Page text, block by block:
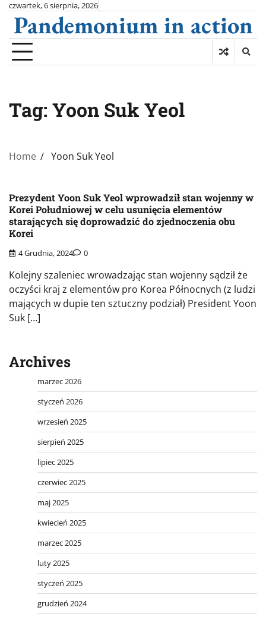
Skip
content
czwartek, 6 sierpnia, 2026
Pandemonium in action
Tag: Yoon Suk Yeol
Home Yoon Suk Yeol
Prezydent Yoon Suk Yeol wprowadził stan wojenny w
Korei Południowej w celu usunięcia elementów
starających się doprowadzić do zjednoczenia obu
Korei
4 Grudnia, 2024 0
Kolejny szaleniec wrowadzając stan wojenny sądził że
oczyści kraj z elementów pro Korea Północnych (z ludzi
mających w dupie ten sztuczny podział) President Yoon
Suk […]
Archives
marzec 2026
styczeń 2026
wrzesień 2025
sierpień 2025
lipiec 2025
czerwiec 2025
maj 2025
kwiecień 2025
marzec 2025
luty 2025
styczeń 2025
grudzień 2024